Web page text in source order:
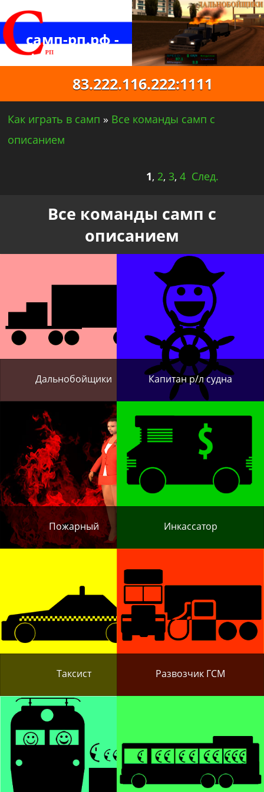
самп-рп.рф -
официальный
русский самп
83.222.116.222:1111
Как играть в самп » Все команды самп с
описанием
1, 2,3,4 След.
Все команды самп с
описанием
Как в
сампе
посмотреть
свои вещи
Как в
сампе
сделать
минет
Как и
куда в
сампе
продать
грибы
сампе
дрочить,
грязным
делом
показать
удостоверение
Как
в сампе взять
груз
установить
тариф
Как в
сампе
Дальнобойщики
Пожарный
Таксист
Капитан р/л судна
Инкассатор
Развозчик ГСМ